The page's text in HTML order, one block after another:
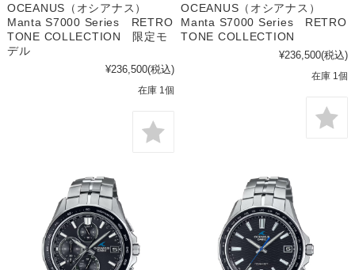
OCEANUS（オシアナス）
Manta S7000 Series RETRO
TONE COLLECTION 限定モ
デル
¥236,500(税込)
在庫 1個
OCEANUS（オシアナス）
Manta S7000 Series RETRO
TONE COLLECTION
¥236,500(税込)
在庫 1個